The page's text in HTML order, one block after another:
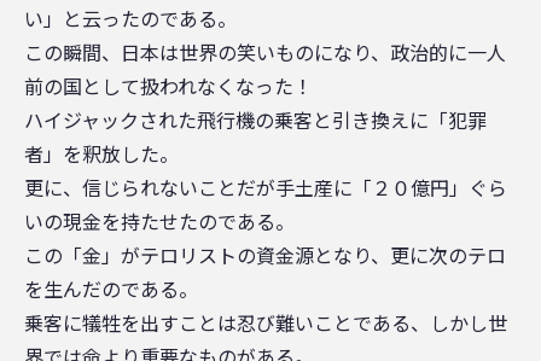
い」と云ったのである。
この瞬間、日本は世界の笑いものになり、政治的に一人
前の国として扱われなくなった！
ハイジャックされた飛行機の乗客と引き換えに「犯罪
者」を釈放した。
更に、信じられないことだが手土産に「２０億円」ぐら
いの現金を持たせたのである。
この「金」がテロリストの資金源となり、更に次のテロ
を生んだのである。
乗客に犠牲を出すことは忍び難いことである、しかし世